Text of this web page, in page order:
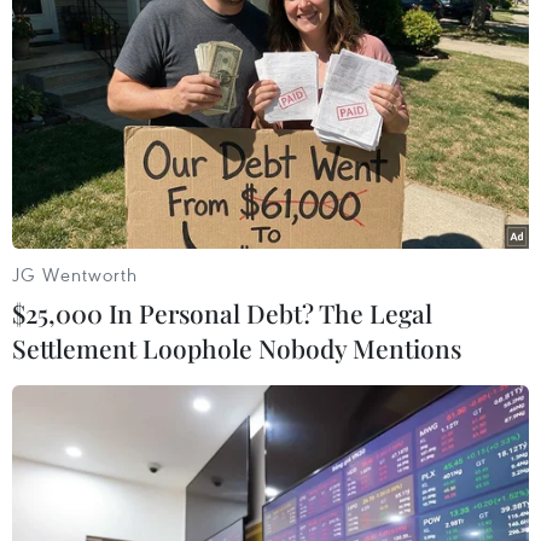
Hà Nội tăng tốc thi công
đường Vành đai 1 đoạn
Hoàng Cầu-Voi Phục
06/08/2026 09:07
Đồng Nai yêu cầu đẩy
nhanh tiến độ dự án kết
nối vùng, sân bay Long
Thành
Cầu Đắk Lung sập sau cú
tông của xe tải cẩu, 2 người
thoát chết
Dự án mở rộng đường
Nguyễn Tuân tăng kết nối
khu vực phía Tây Nam Hà
JG Wentworth
$25,000 In Personal Debt? The Legal
Settlement Loophole Nobody Mentions